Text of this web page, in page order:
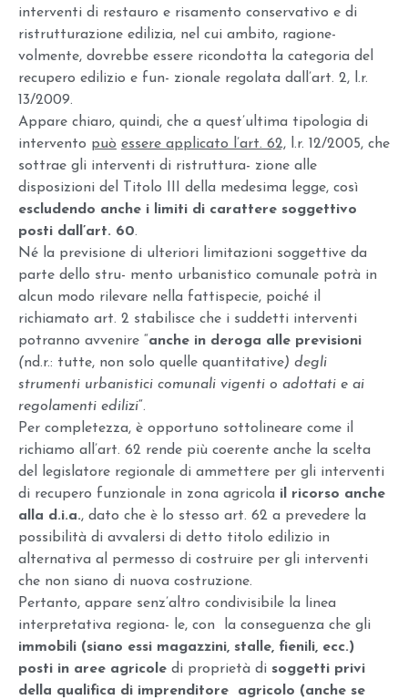
interventi di restauro e risamento conservativo e di
ristrutturazione edilizia, nel cui ambito, ragione-
volmente, dovrebbe essere ricondotta la categoria del
recupero edilizio e fun- zionale regolata dall’art. 2, l.r.
13/2009.
Appare chiaro, quindi, che a quest’ultima tipologia di
intervento può essere applicato l’art. 62, l.r. 12/2005, che
sottrae gli interventi di ristruttura- zione alle
disposizioni del Titolo III della medesima legge, così
escludendo anche i limiti di carattere soggettivo
posti dall’art. 60.
Né la previsione di ulteriori limitazioni soggettive da
parte dello stru- mento urbanistico comunale potrà in
alcun modo rilevare nella fattispecie, poiché il
richiamato art. 2 stabilisce che i suddetti interventi
potranno avvenire “anche in deroga alle previsioni
(nd.r.: tutte, non solo quelle quantitative) degli
strumenti urbanistici comunali vigenti o adottati e ai
regolamenti edilizi“.
Per completezza, è opportuno sottolineare come il
richiamo all’art. 62 rende più coerente anche la scelta
del legislatore regionale di ammettere per gli interventi
di recupero funzionale in zona agricola il ricorso anche
alla d.i.a., dato che è lo stesso art. 62 a prevedere la
possibilità di avvalersi di detto titolo edilizio in
alternativa al permesso di costruire per gli interventi
che non siano di nuova costruzione.
Pertanto, appare senz’altro condivisibile la linea
interpretativa regiona- le, con la conseguenza che gli
immobili (siano essi magazzini, stalle, fienili, ecc.)
posti in aree agricole di proprietà di soggetti privi
della qualifica di imprenditore agricolo (anche se